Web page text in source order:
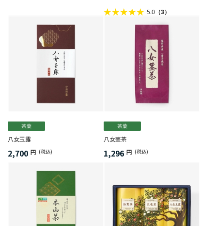
5.0 （3）
八女玉露
2,700 円 (税込)
八女茎茶
1,296 円 (税込)